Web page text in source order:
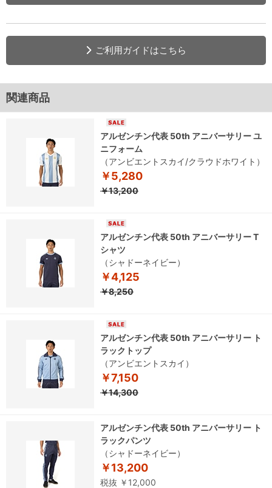
ご利用ガイドはこちら
関連商品
アルゼンチン代表 50th アニバーサリー ユ
ニフォーム
（アンビエントスカイ/クラウドホワイト）
￥5,280
￥13,200
アルゼンチン代表 50th アニバーサリー T
シャツ
（シャドーネイビー）
￥4,125
￥8,250
アルゼンチン代表 50th アニバーサリー ト
ラックトップ
（アンビエントスカイ）
￥7,150
￥14,300
アルゼンチン代表 50th アニバーサリー ト
ラックパンツ
（シャドーネイビー）
￥13,200
税抜 ￥12,000